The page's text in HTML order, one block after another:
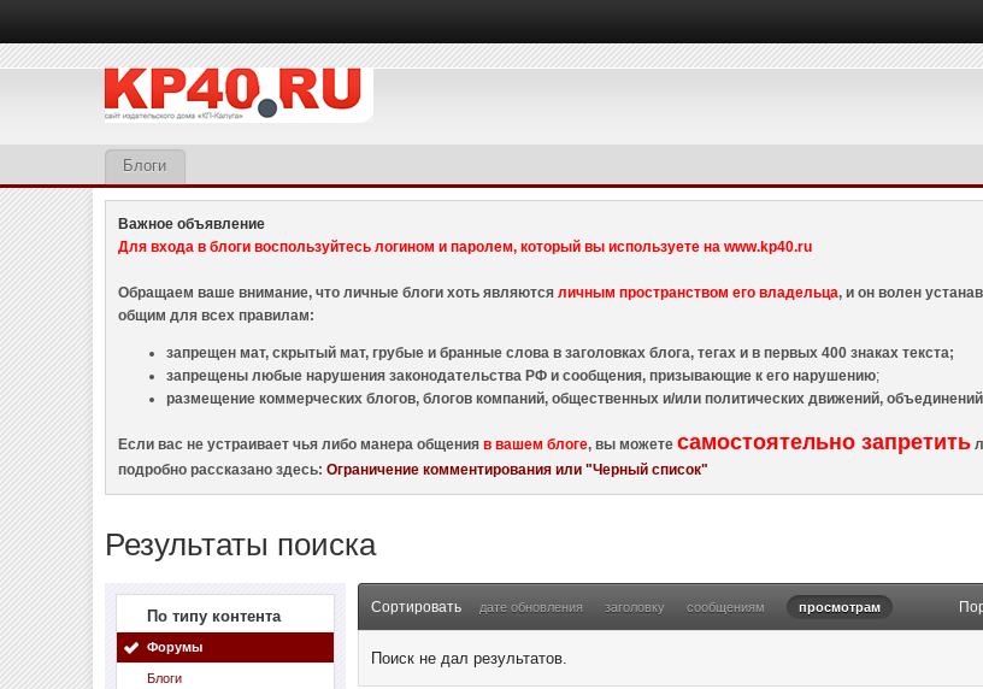
Блоги
Важное объявление
Для входа в блоги воспользуйтесь логином и паролем, который вы используете на www.kp40.ru
Обращаем ваше внимание, что личные блоги хоть являютсяличным пространством его владельца, и он волен
общим для всех правилам:
запрещен мат, скрытый мат, грубые и бранные слова в заголовках блога, тегах и в первых 400 знаках текста;
запрещены любые нарушения законодательства РФ и сообщения, призывающие к его нарушению;
размещение коммерческих блогов, блогов компаний, общественных и/или политических движений,
Если вас не устраивает чья либо манера общенияв вашем блоге, вы можетесамостоятельно запретить
подробно рассказано здесь:Ограничение комментирования или "Черный список"
Результаты поиска
По типу контента
Форумы
Блоги
Сортировать дате обновления заголовку сообщениям просмотрам
Поиск не дал результатов.